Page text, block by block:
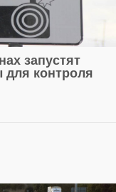
запустят
контроля